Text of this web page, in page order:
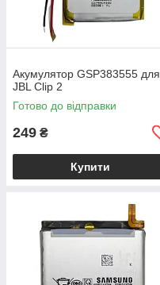
Акумулятор GSP383555 для
JBL Clip 2
Готово до відправки
249 ₴
Купити